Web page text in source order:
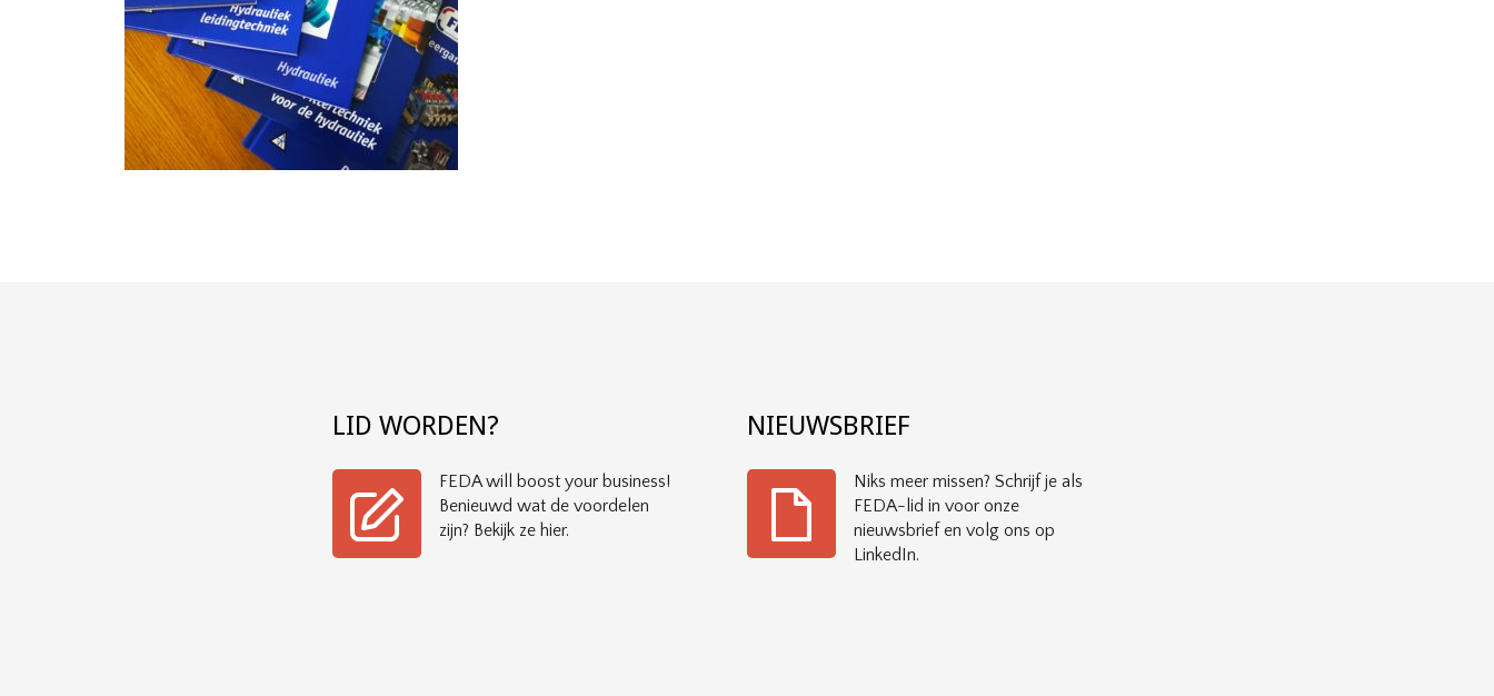
LID WORDEN?
FEDA will boost your business!
Benieuwd wat de voordelen
zijn? Bekijk ze hier.
NIEUWSBRIEF
Niks meer missen? Schrijf je als
FEDA-lid in voor onze
nieuwsbrief en volg ons op
LinkedIn.